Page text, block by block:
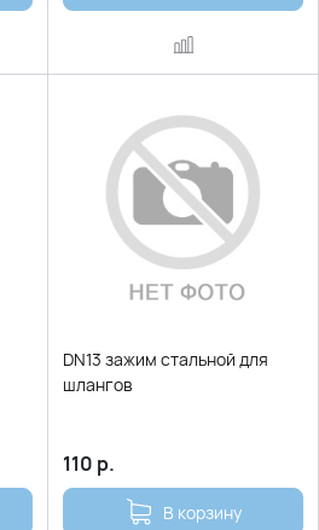
DN13 зажим стальной для
шлангов
110 р.
В корзину